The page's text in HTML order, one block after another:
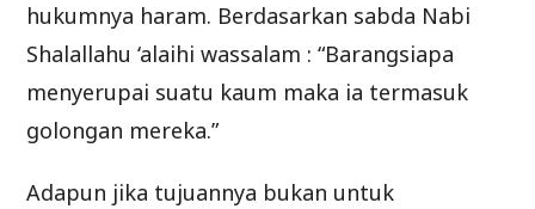
hukumnya haram. Berdasarkan sabda Nabi
Shalallahu ‘alaihi wassalam : “Barangsiapa
menyerupai suatu kaum maka ia termasuk
golongan mereka.”
Adapun jika tujuannya bukan untuk